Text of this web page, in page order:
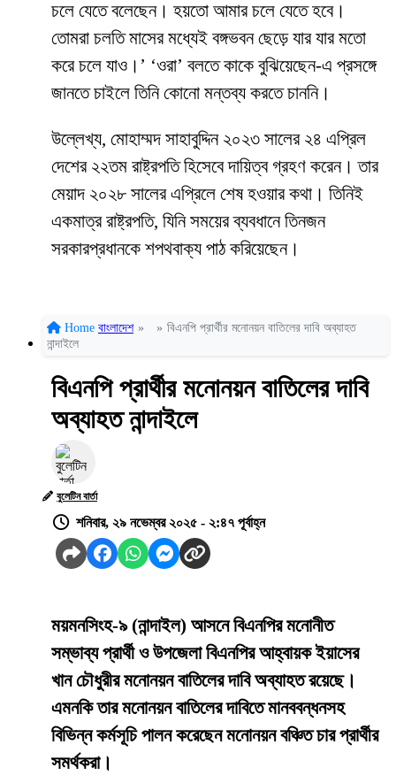
চলে যেতে বলেছেন। হয়তো আমার চলে যেতে হবে।
তোমরা চলতি মাসের মধ্যেই বঙ্গভবন ছেড়ে যার যার মতো
করে চলে যাও।’ ‘ওরা’ বলতে কাকে বুঝিয়েছেন-এ প্রসঙ্গে
জানতে চাইলে তিনি কোনো মন্তব্য করতে চাননি।
উল্লেখ্য, মোহাম্মদ সাহাবুদ্দিন ২০২৩ সালের ২৪ এপ্রিল
দেশের ২২তম রাষ্ট্রপতি হিসেবে দায়িত্ব গ্রহণ করেন। তার
মেয়াদ ২০২৮ সালের এপ্রিলে শেষ হওয়ার কথা। তিনিই
একমাত্র রাষ্ট্রপতি, যিনি সময়ের ব্যবধানে তিনজন
সরকারপ্রধানকে শপথবাক্য পাঠ করিয়েছেন।
Home বাংলাদেশ » » বিএনপি প্রার্থীর মনোনয়ন বাতিলের দাবি অব্যাহত
নান্দাইলে
বিএনপি প্রার্থীর মনোনয়ন বাতিলের দাবি
অব্যাহত নান্দাইলে
বুলেটিন বার্তা
শনিবার, ২৯ নভেম্বর ২০২৫ - ২:৪৭ পূর্বাহ্ন
ময়মনসিংহ-৯ (নান্দাইল) আসনে বিএনপির মনোনীত
সম্ভাব্য প্রার্থী ও উপজেলা বিএনপির আহ্বায়ক ইয়াসের
খান চৌধুরীর মনোনয়ন বাতিলের দাবি অব্যাহত রয়েছে।
এমনকি তার মনোনয়ন বাতিলের দাবিতে মানববন্ধনসহ
বিভিন্ন কর্মসূচি পালন করেছেন মনোনয়ন বঞ্চিত চার প্রার্থীর
সমর্থকরা।